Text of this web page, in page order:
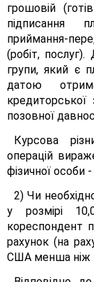
грошовій
підписання
приймання-
(робіт,
групи, який є
датою
позовної
Курсова
операцій
фізичної особи
2) Чи
у розмірі
кореспондент
рахунок (на
США менша ніж